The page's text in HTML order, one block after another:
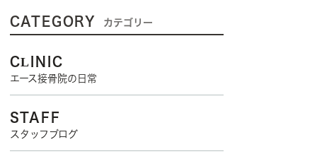
CATEGORY カテゴリー
CLINIC
エース接骨院の日常
STAFF
スタッフブログ